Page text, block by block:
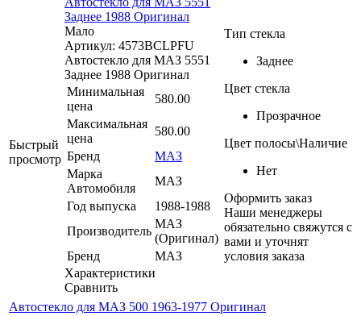
Быстрый
просмотр
Заднее 1988 Оригинал
Мало
Артикул: 4573BCLPFU
Автостекло для МАЗ 5551
Заднее 1988 Оригинал
Минимальная
цена
580.00
Максимальная
цена
580.00
Бренд
МАЗ
Марка
Автомобиля
МАЗ
Год выпуска
1988-1988
Производитель
МАЗ
(Оригинал)
Бренд
МАЗ
Характеристики
Сравнить
Тип стекла
Заднее
Цвет стекла
Прозрачное
Цвет полосы\Наличие
Нет
Оформить заказ
Наши менеджеры
обязательно свяжутся с
вами и уточнят
условия заказа
Автостекло для МАЗ 500 1963-1977 Оригинал